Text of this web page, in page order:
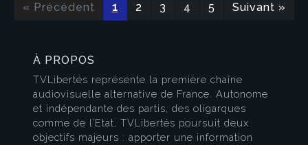
« Précédent 1 2 3 4 5 Suivant »
À PROPOS
TVLibertés représente la première chaîne
audiovisuelle alternative de France. Autonome
et indépendante des partis, des oligarques
comme de l’Etat, TVLibertés poursuit deux
objectifs majeurs : apporter une information